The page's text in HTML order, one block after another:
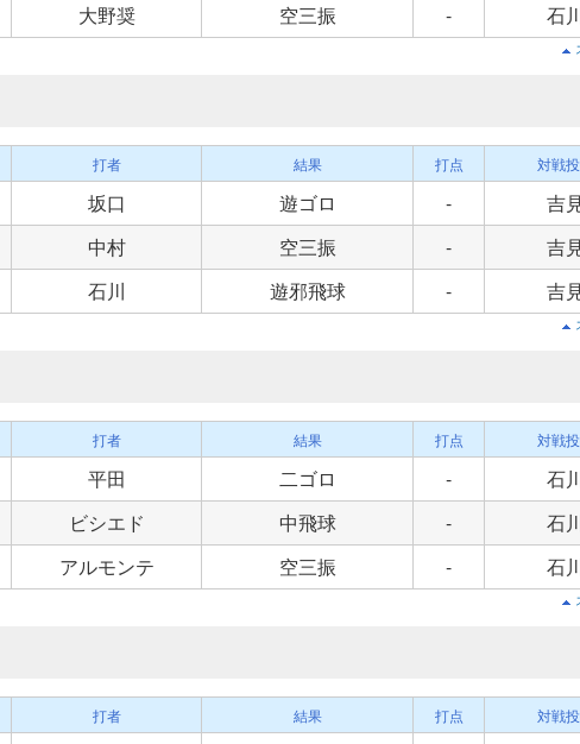
大野奨 空三振 - 石
打者 結果 打点 対戦
坂口 遊ゴロ -
吉
中村 空三振 -
吉
石川 遊邪飛球 - 吉
打者 結果 打点 対戦
平田 二ゴロ -
石
ビシエド 中飛球 -
石
アルモンテ 空三振 - 石
打者 結果 打点 対戦